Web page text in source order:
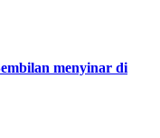
menyinar di